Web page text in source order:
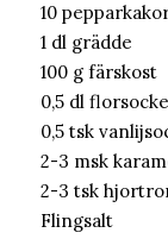
10
1 dl grädde
100 g färskost
0,5 dl
0,5 tsk
2-3 msk
2-3 tsk
Flingsalt